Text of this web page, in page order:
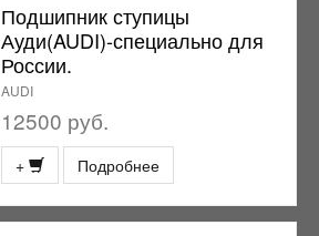
Подшипник ступицы
Ауди(AUDI)-специально для
России.
AUDI
12500 руб.
+ Подробнее